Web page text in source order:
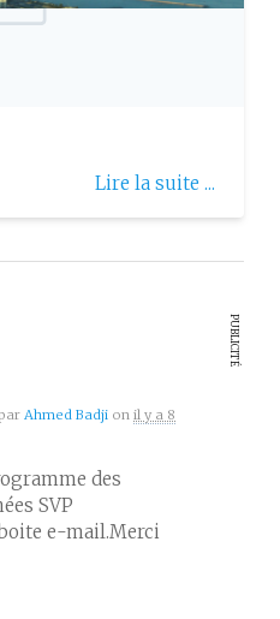
Lire la suite ...
PUBLICITÉ
Ahmed Badji on il y a 8
des
SVP
e-mail.Merci